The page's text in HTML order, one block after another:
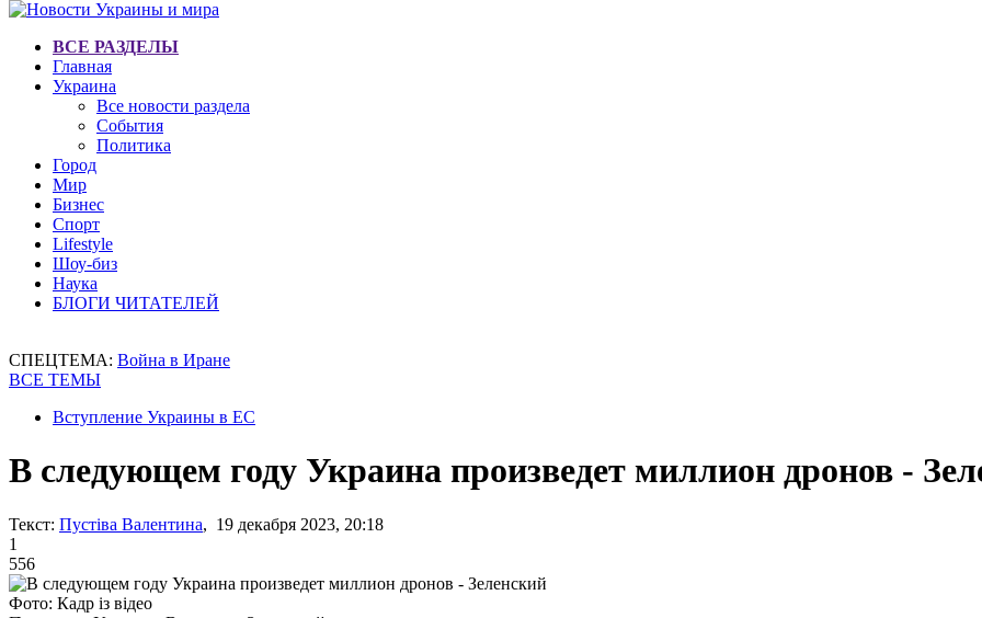
ВСЕ РАЗДЕЛЫ
Главная
Украина
Все новости раздела
События
Политика
Город
Мир
Бизнес
Спорт
Lifestyle
Шоу-биз
Наука
БЛОГИ ЧИТАТЕЛЕЙ
СПЕЦТЕМА: Война в Иране
ВСЕ ТЕМЫ
Вступление Украины в ЕС
В следующем году Украина произведет миллион дронов -
Текст: Пустіва Валентина, 19 декабря 2023, 20:18
1
556
Фото: Кадр із відео